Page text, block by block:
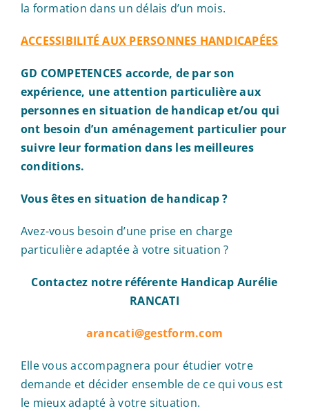
la formation dans un délais d’un mois.
ACCESSIBILITÉ AUX PERSONNES HANDICAPÉES
GD COMPETENCES accorde, de par son
expérience, une attention particulière aux
personnes en situation de handicap et/ou qui
ont besoin d’un aménagement particulier pour
suivre leur formation dans les meilleures
conditions.
Vous êtes en situation de handicap ?
Avez-vous besoin d’une prise en charge
particulière adaptée à votre situation ?
Contactez notre référente Handicap Aurélie
RANCATI
arancati@gestform.com
Elle vous accompagnera pour étudier votre
demande et décider ensemble de ce qui vous est
le mieux adapté à votre situation.